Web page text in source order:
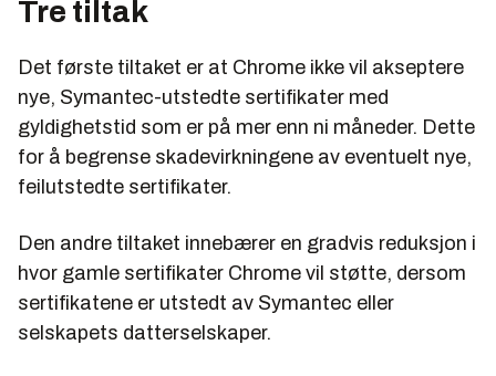
Tre tiltak
Det første tiltaket er at Chrome ikke vil akseptere
nye, Symantec-utstedte sertifikater med
gyldighetstid som er på mer enn ni måneder. Dette
for å begrense skadevirkningene av eventuelt nye,
feilutstedte sertifikater.
Den andre tiltaket innebærer en gradvis reduksjon i
hvor gamle sertifikater Chrome vil støtte, dersom
sertifikatene er utstedt av Symantec eller
selskapets datterselskaper.